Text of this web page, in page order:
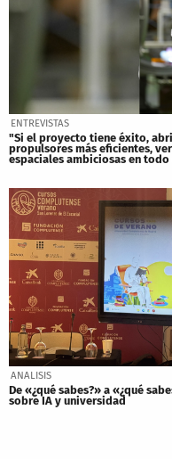
ENTREVISTAS
"Si el proyecto tiene éxito,
propulsores más eficientes,
espaciales ambiciosas en
ANALISIS
De «¿qué sabes?» a «¿qué
sobre IA y universidad